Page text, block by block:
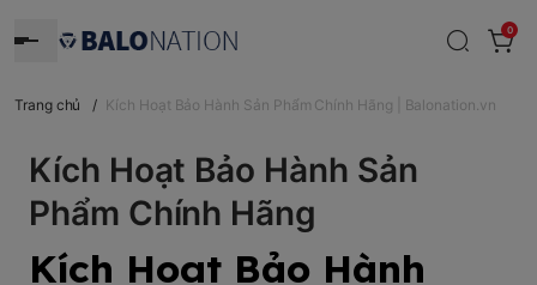
0
Trang chủ / Kích Hoạt Bảo Hành Sản Phẩm Chính Hãng | Balonation.vn
Kích Hoạt Bảo Hành Sản
Phẩm Chính Hãng